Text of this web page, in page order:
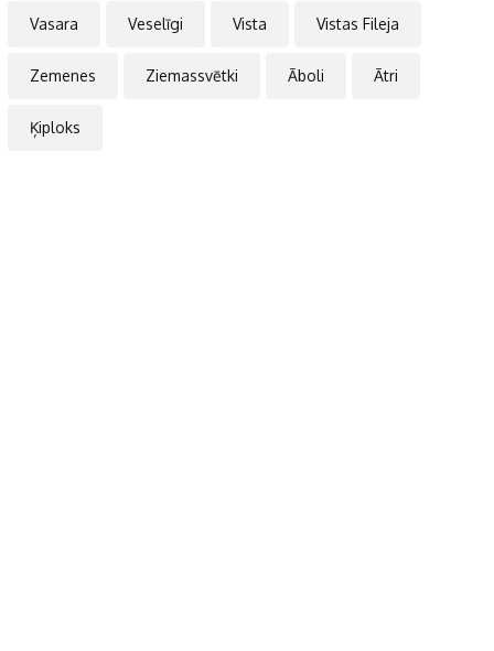
Vasara Veselīgi Vista Vistas Fileja
Zemenes Ziemassvētki Āboli Ātri
Ķiploks